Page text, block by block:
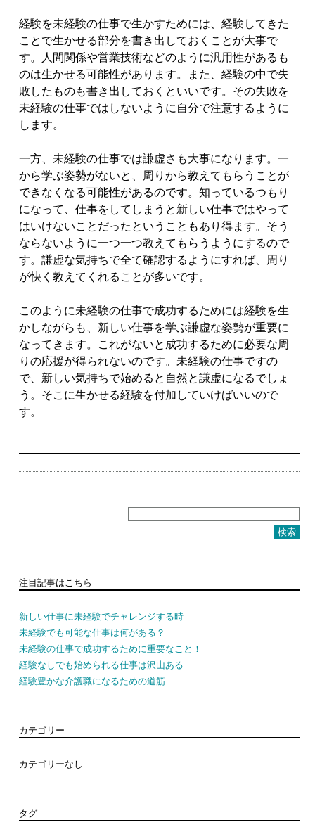
経験を未経験の仕事で生かすためには、経験してきた
ことで生かせる部分を書き出しておくことが大事で
す。人間関係や営業技術などのように汎用性があるも
のは生かせる可能性があります。また、経験の中で失
敗したものも書き出しておくといいです。その失敗を
未経験の仕事ではしないように自分で注意するように
します。
一方、未経験の仕事では謙虚さも大事になります。一
から学ぶ姿勢がないと、周りから教えてもらうことが
できなくなる可能性があるのです。知っているつもり
になって、仕事をしてしまうと新しい仕事ではやって
はいけないことだったということもあり得ます。そう
ならないように一つ一つ教えてもらうようにするので
す。謙虚な気持ちで全て確認するようにすれば、周り
が快く教えてくれることが多いです。
このように未経験の仕事で成功するためには経験を生
かしながらも、新しい仕事を学ぶ謙虚な姿勢が重要に
なってきます。これがないと成功するために必要な周
りの応援が得られないのです。未経験の仕事ですの
で、新しい気持ちで始めると自然と謙虚になるでしょ
う。そこに生かせる経験を付加していけばいいので
す。
注目記事はこちら
新しい仕事に未経験でチャレンジする時
未経験でも可能な仕事は何がある？
未経験の仕事で成功するために重要なこと！
経験なしでも始められる仕事は沢山ある
経験豊かな介護職になるための道筋
カテゴリー
カテゴリーなし
タグ